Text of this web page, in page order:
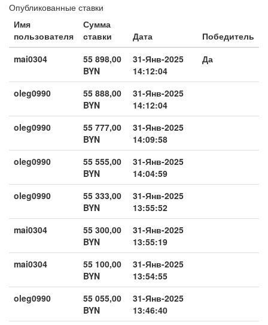
Опубликованные ставки
Имя
пользователя
Сумма
ставки
Дата
Победитель
mai0304
55 898,00
BYN
31-Янв-2025
14:12:04
Да
oleg0990
55 888,00
BYN
31-Янв-2025
14:12:04
oleg0990
55 777,00
BYN
31-Янв-2025
14:09:58
oleg0990
55 555,00
BYN
31-Янв-2025
14:04:59
oleg0990
55 333,00
BYN
31-Янв-2025
13:55:52
mai0304
55 300,00
BYN
31-Янв-2025
13:55:19
mai0304
55 100,00
BYN
31-Янв-2025
13:54:55
oleg0990
55 055,00
BYN
31-Янв-2025
13:46:40